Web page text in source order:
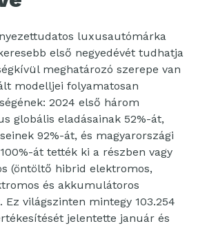
luxusautómárka
első negyedévét tudhatja
meghatározó szerepe van
modelljei folyamatosan
2024 első három
globális eladásainak 52%-át,
92%-át, és magyarországi
át tették ki a részben vagy
(öntöltő hibrid elektromos,
és akkumulátoros
világszinten mintegy 103.254
jelentette január és